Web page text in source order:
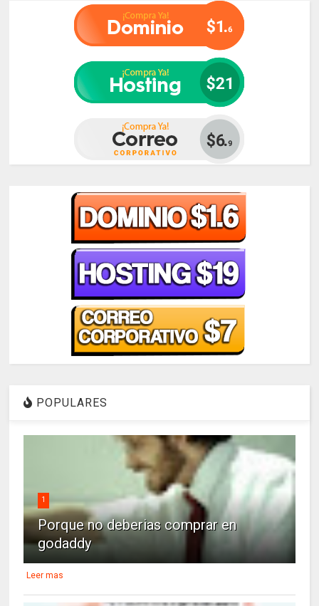
POPULARES
1
Porque no deberias comprar en
godaddy
Leer mas